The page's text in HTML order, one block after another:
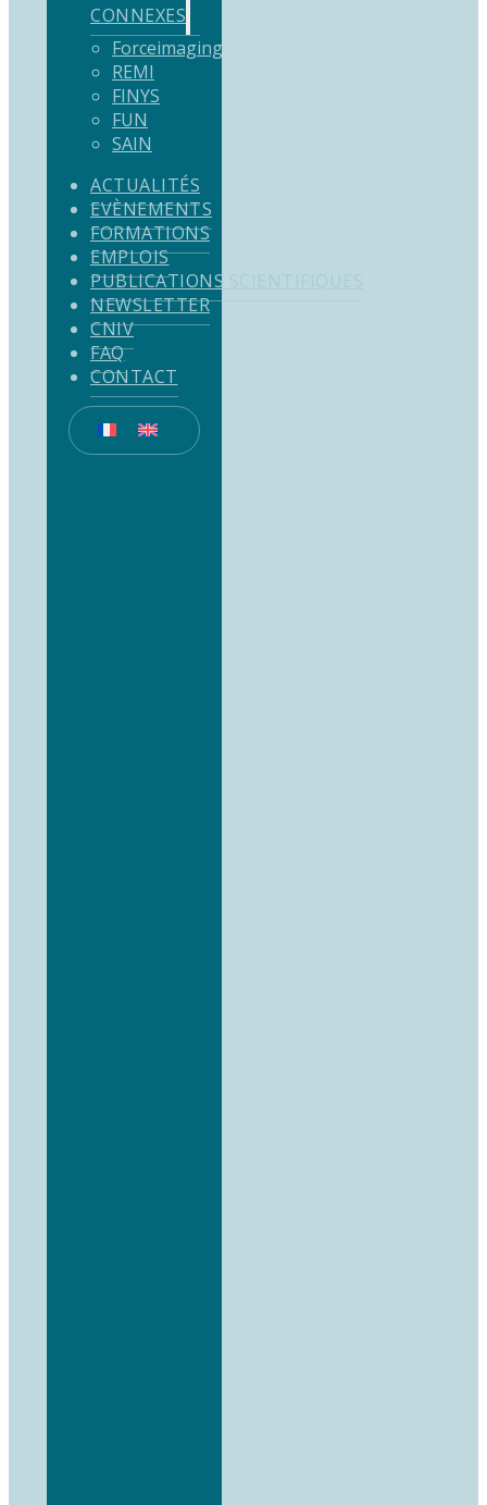
CONNEXES
Forceimaging
REMI
FINYS
FUN
SAIN
ACTUALITÉS
EVÈNEMENTS
FORMATIONS
EMPLOIS
PUBLICATIONS SCIENTIFIQUES
NEWSLETTER
CNIV
FAQ
CONTACT